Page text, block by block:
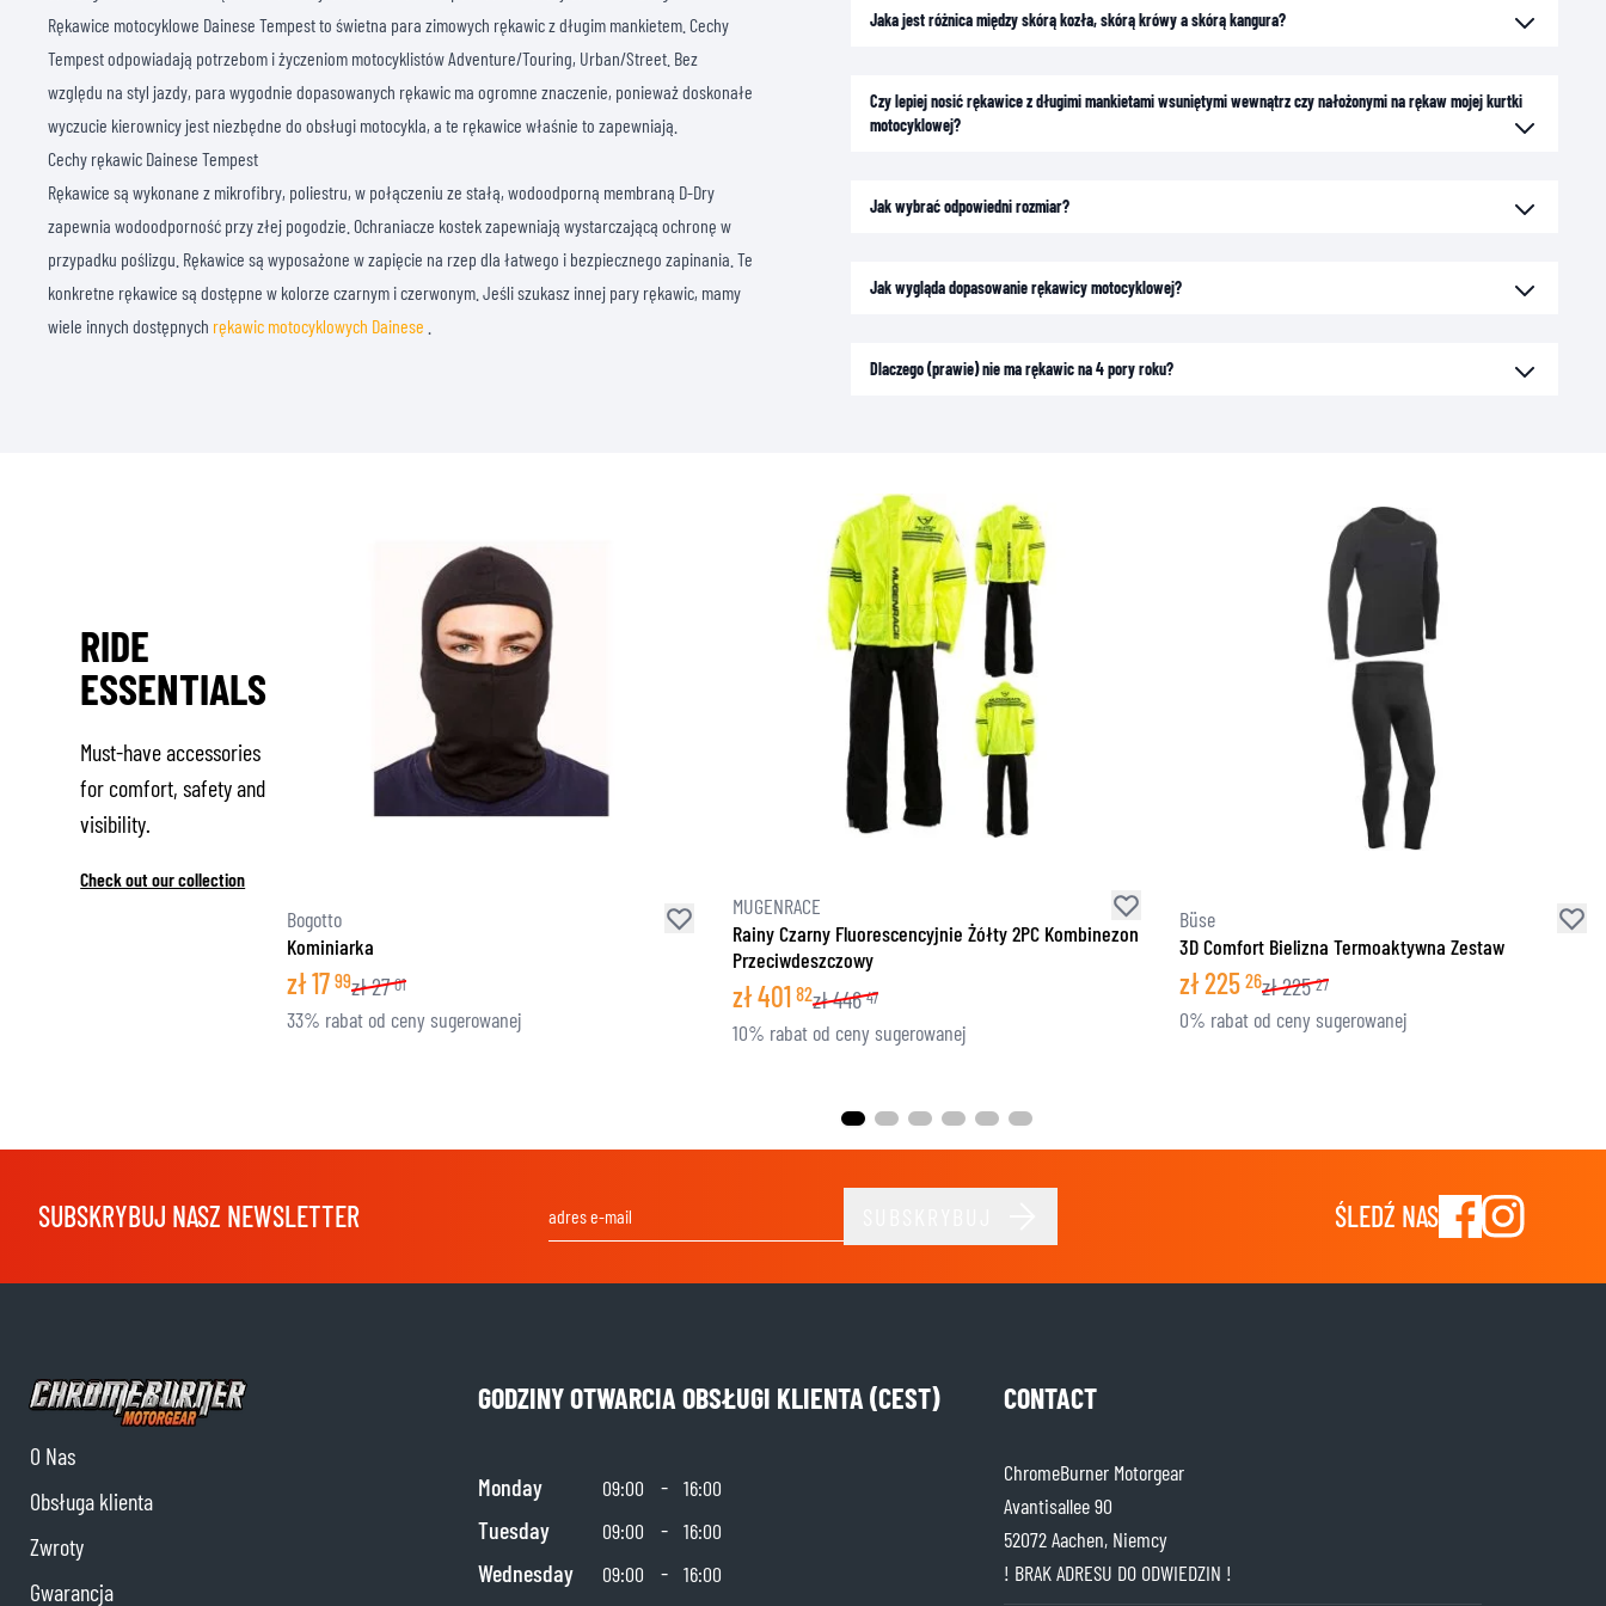
Rękawice motocyklowe Dainese Tempest to świetna para zimowych rękawic z długim mankietem. Cechy
Tempest odpowiadają potrzebom i życzeniom motocyklistów Adventure/Touring, Urban/Street. Bez
względu na styl jazdy, para wygodnie dopasowanych rękawic ma ogromne znaczenie, ponieważ doskonałe
wyczucie kierownicy jest niezbędne do obsługi motocykla, a te rękawice właśnie to zapewniają.
Cechy rękawic Dainese Tempest
Rękawice są wykonane z mikrofibry, poliestru, w połączeniu ze stałą, wodoodporną membraną D-Dry
zapewnia wodoodporność przy złej pogodzie. Ochraniacze kostek zapewniają wystarczającą ochronę w
przypadku poślizgu. Rękawice są wyposażone w zapięcie na rzep dla łatwego i bezpiecznego zapinania. Te
konkretne rękawice są dostępne w kolorze czarnym i czerwonym. Jeśli szukasz innej pary rękawic, mamy
wiele innych dostępnych rękawic motocyklowych Dainese
Jaka jest różnica między skórą kozła, skórą krówy a skórą kangura?
Czy lepiej nosić rękawice z długimi mankietami wsuniętymi wewnątrz czy nałożonymi na rękaw mojej kurtki
motocyklowej?
Jak wybrać odpowiedni rozmiar?
Jak wygląda dopasowanie rękawicy motocyklowej?
Dlaczego (prawie) nie ma rękawic na 4 pory roku?
RIDE
ESSENTIALS
Must-have accessories
for comfort, safety and
visibility.
Check out our collection
Bogotto
Kominiarka
zł17 99zł27 01
33% rabat od ceny sugerowanej
MUGENRACE
Rainy Czarny Fluorescencyjnie Żółty 2PC Kombinezon
Przeciwdeszczowy
zł401 82zł446 47
10% rabat od ceny sugerowanej
Büse
3D Comfort Bielizna Termoaktywna Zestaw
zł225 26zł225 27
0% rabat od ceny sugerowanej
SUBSKRYBUJ NASZ NEWSLETTER ŚLEDŹ NAS
O Nas
Obsługa klienta
Zwroty
Gwarancja
GODZINY OTWARCIA OBSŁUGI KLIENTA (CEST)
Monday 09:00 - 16:00
Tuesday 09:00 - 16:00
Wednesday 09:00 - 16:00
CONTACT
ChromeBurner Motorgear
Avantisallee 90
52072 Aachen, Niemcy
! BRAK ADRESU DO ODWIEDZIN !